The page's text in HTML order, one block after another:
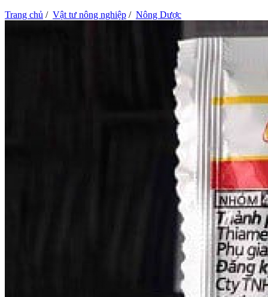
Trang chủ / Vật tư nông nghiệp / Nông Dược